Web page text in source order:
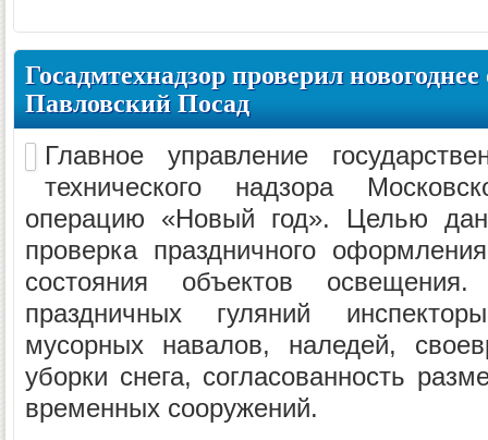
Госадмтехнадзор проверил
Павловский Посад
Главное управление
технического надзора
операцию «Новый год». Целью
проверка праздничного
состояния объектов
праздничных гуляний
мусорных навалов, наледей,
уборки снега, согласованность
временных сооружений.